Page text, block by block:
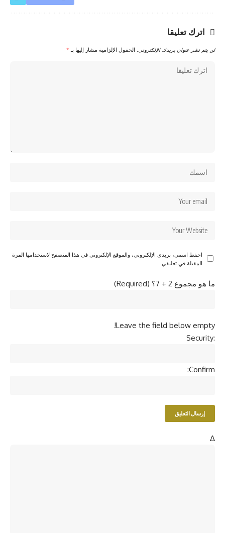
اترك تعليقا
لن يتم نشر عنوان بريدك الإلكتروني. الحقول الإلزامية مشار إليها بـ *
احفظ اسمي، بريدي الإلكتروني، والموقع الإلكتروني في هذا المتصفح لاستخدامها المرة
المقبلة في تعليقي.
ما هو مجموع 2 + 7؟ (Required)
Leave the field below empty!
Security:
Confirm:
Δ